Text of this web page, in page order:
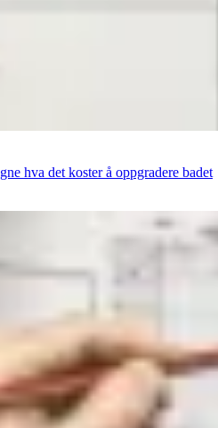
hva det koster å oppgradere badet